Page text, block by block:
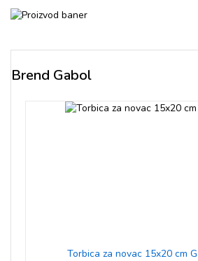
Brend Gabol
Torbica za novac 15x20 cm